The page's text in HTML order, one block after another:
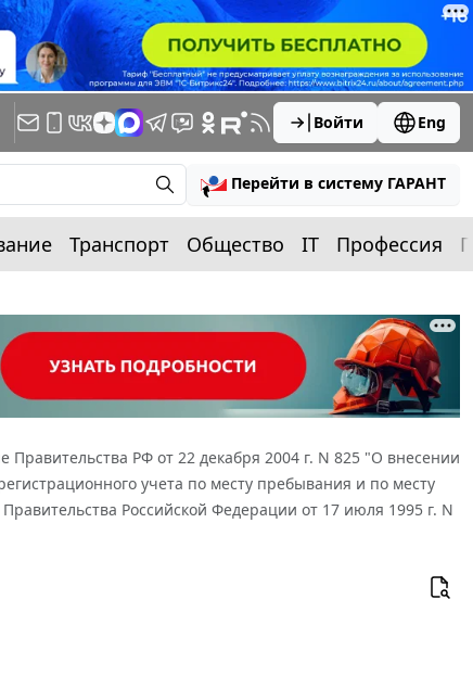
Войти Eng
Перейти в систему ГАРАНТ
Транспорт Общество IT Профессия
Правительства РФ от 22 декабря 2004 г. N 825 "О внесении
учета по месту пребывания и по месту
Российской Федерации от 17 июля 1995 г. N